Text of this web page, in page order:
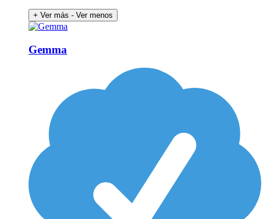
+ Ver más - Ver menos
Gemma